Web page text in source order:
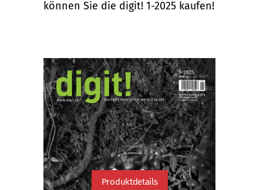
können Sie die digit! 1-2025 kaufen!
Produktdetails